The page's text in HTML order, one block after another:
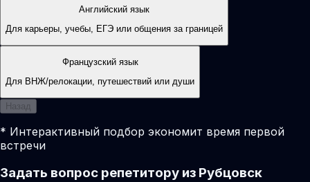
Английский язык
Для карьеры, учебы, ЕГЭ или общения за границей
Французский язык
Для ВНЖ/релокации, путешествий или души
Назад
* Интерактивный подбор экономит время первой
встречи
Задать вопрос репетитору из Рубцовск